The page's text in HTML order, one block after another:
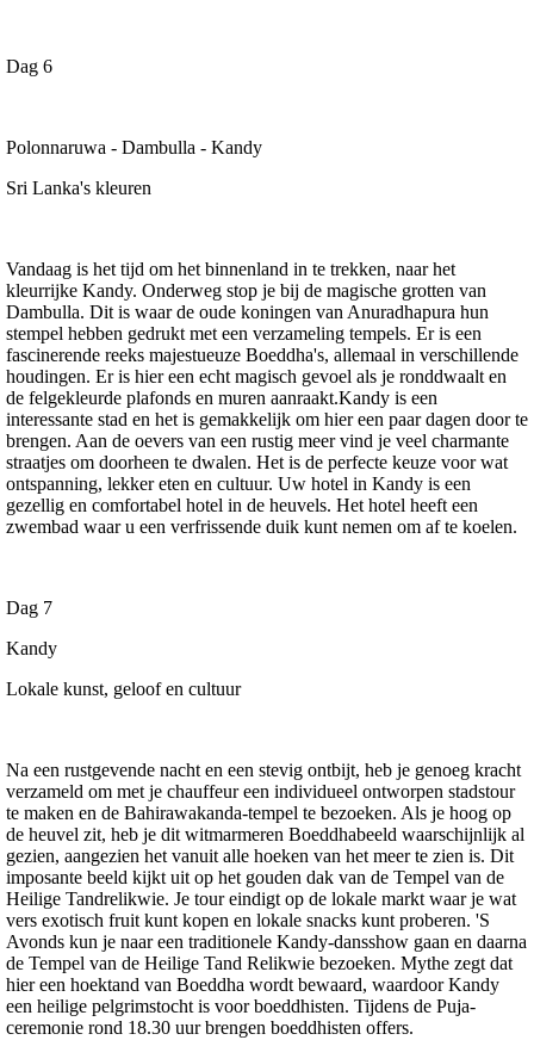
Dag 6
Polonnaruwa - Dambulla - Kandy
Sri Lanka's kleuren
Vandaag is het tijd om het binnenland in te trekken, naar het
kleurrijke Kandy. Onderweg stop je bij de magische grotten van
Dambulla. Dit is waar de oude koningen van Anuradhapura hun
stempel hebben gedrukt met een verzameling tempels. Er is een
fascinerende reeks majestueuze Boeddha's, allemaal in verschillende
houdingen. Er is hier een echt magisch gevoel als je ronddwaalt en
de felgekleurde plafonds en muren aanraakt.Kandy is een
interessante stad en het is gemakkelijk om hier een paar dagen door te
brengen. Aan de oevers van een rustig meer vind je veel charmante
straatjes om doorheen te dwalen. Het is de perfecte keuze voor wat
ontspanning, lekker eten en cultuur. Uw hotel in Kandy is een
gezellig en comfortabel hotel in de heuvels. Het hotel heeft een
zwembad waar u een verfrissende duik kunt nemen om af te koelen.
Dag 7
Kandy
Lokale kunst, geloof en cultuur
Na een rustgevende nacht en een stevig ontbijt, heb je genoeg kracht
verzameld om met je chauffeur een individueel ontworpen stadstour
te maken en de Bahirawakanda-tempel te bezoeken. Als je hoog op
de heuvel zit, heb je dit witmarmeren Boeddhabeeld waarschijnlijk al
gezien, aangezien het vanuit alle hoeken van het meer te zien is. Dit
imposante beeld kijkt uit op het gouden dak van de Tempel van de
Heilige Tandrelikwie. Je tour eindigt op de lokale markt waar je wat
vers exotisch fruit kunt kopen en lokale snacks kunt proberen. 'S
Avonds kun je naar een traditionele Kandy-dansshow gaan en daarna
de Tempel van de Heilige Tand Relikwie bezoeken. Mythe zegt dat
hier een hoektand van Boeddha wordt bewaard, waardoor Kandy
een heilige pelgrimstocht is voor boeddhisten. Tijdens de Puja-
ceremonie rond 18.30 uur brengen boeddhisten offers.